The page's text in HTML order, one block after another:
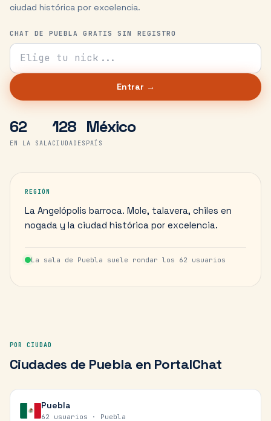
ciudad histórica por excelencia.
CHAT DE PUEBLA GRATIS SIN REGISTRO
Tu nick para el chat
Entrar →
62
EN LA SALA
128
CIUDADES
México
PAÍS
REGIÓN
La Angelópolis barroca. Mole, talavera, chiles en
nogada y la ciudad histórica por excelencia.
La sala de Puebla suele rondar los 62 usuarios
POR CIUDAD
Ciudades de Puebla en PortalChat
Puebla
62 usuarios · Puebla